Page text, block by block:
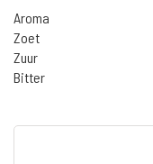
Aroma
Zoet
Zuur
Bitter